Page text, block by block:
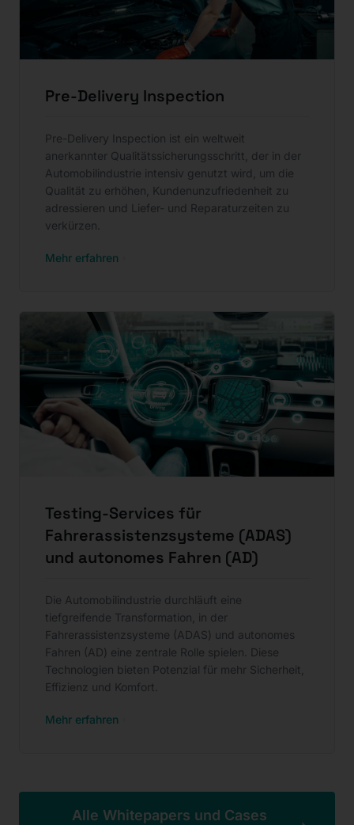
Pre-Delivery Inspection
Pre-Delivery Inspection ist ein weltweit
anerkannter Qualitätssicherungsschritt, der in der
Automobilindustrie intensiv genutzt wird, um die
Qualität zu erhöhen, Kundenunzufriedenheit zu
adressieren und Liefer- und Reparaturzeiten zu
verkürzen.
Mehr erfahren
:Pre-Delivery Inspection
Testing-Services für
Fahrerassistenzsysteme (ADAS)
und autonomes Fahren (AD)
Die Automobilindustrie durchläuft eine
tiefgreifende Transformation, in der
Fahrerassistenzsysteme (ADAS) und autonomes
Fahren (AD) eine zentrale Rolle spielen. Diese
Technologien bieten Potenzial für mehr Sicherheit,
Effizienz und Komfort.
Mehr erfahren
:Testing-Services für Fahrerassistenzsysteme (ADAS)
Alle Whitepapers und Cases